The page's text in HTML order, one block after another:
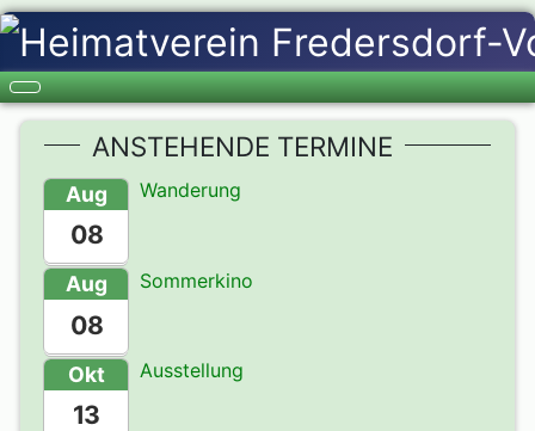
ANSTEHENDE TERMINE
Aug
08
Wanderung
Aug
08
Sommerkino
Okt
13
Ausstellung